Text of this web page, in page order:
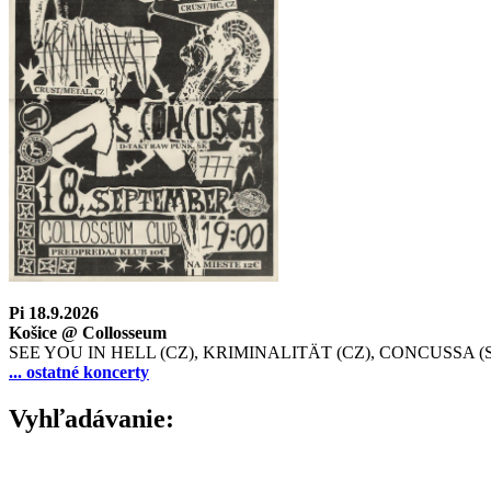
Pi 18.9.2026
Košice @ Collosseum
SEE YOU IN HELL (CZ), KRIMINALITÄT (CZ), CONCUSSA
... ostatné koncerty
Vyhľadávanie: